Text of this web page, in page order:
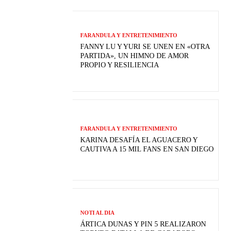
FARANDULA Y ENTRETENIMIENTO
FANNY LU Y YURI SE UNEN EN «OTRA
PARTIDA», UN HIMNO DE AMOR
PROPIO Y RESILIENCIA
FARANDULA Y ENTRETENIMIENTO
KARINA DESAFÍA EL AGUACERO Y
CAUTIVA A 15 MIL FANS EN SAN DIEGO
NOTI AL DIA
ÁRTICA DUNAS Y PIN 5 REALIZARON